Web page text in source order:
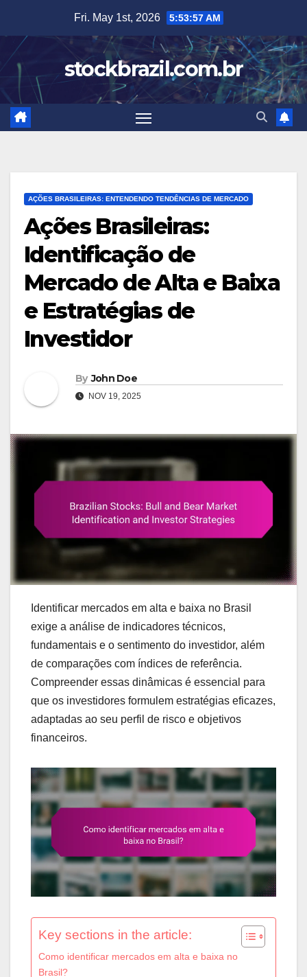
content
Fri. May 1st, 2026 5:53:58 AM
stockbrazil.com.br
AÇÕES BRASILEIRAS: ENTENDENDO TENDÊNCIAS DE MERCADO
Ações Brasileiras:
Identificação de
Mercado de Alta e Baixa
e Estratégias de
Investidor
By John Doe
NOV 19, 2025
Identificar mercados em alta e baixa no Brasil
exige a análise de indicadores técnicos,
fundamentais e o sentimento do investidor, além
de comparações com índices de referência.
Compreender essas dinâmicas é essencial para
que os investidores formulem estratégias eficazes,
adaptadas ao seu perfil de risco e objetivos
financeiros.
Key sections in the article:
Como identificar mercados em alta e baixa no
Brasil?